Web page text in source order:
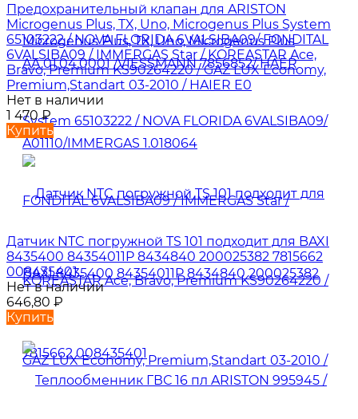
Предохранительный клапан для ARISTON
Microgenus Plus, TX, Uno, Microgenus Plus System
65103222 / NOVA FLORIDA 6VALSIBA09/ FONDITAL
6VALSIBA09 / IMMERGAS Star / KOREASTAR Ace,
Bravo, Premium KS90264220 / GAZ LUX Economy,
Premium,Standart 03-2010 / HAIER E0
Нет в наличии
1 470₽
Купить
Датчик NTC погружной TS 101 подходит для BAXI
8435400 84354011P 8434840 200025382 7815662
008435401
Нет в наличии
646,80 ₽
Купить